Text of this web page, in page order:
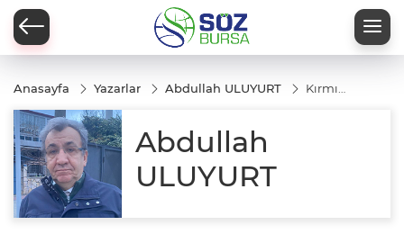
Anasayfa Yazarlar Abdullah ULUYURT
Kırmızı
Abdullah
ULUYURT